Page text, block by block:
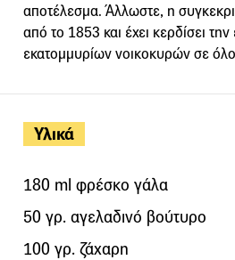
Υλικά
180 ml φρέσκο γάλα
50 γρ. αγελαδινό βούτυρο
100 γρ. ζάχαρη
αποτέλεσμα. Άλλωστε, η
από το 1853 και έχει κερδίσει
εκατομμυρίων νοικοκυρών σε